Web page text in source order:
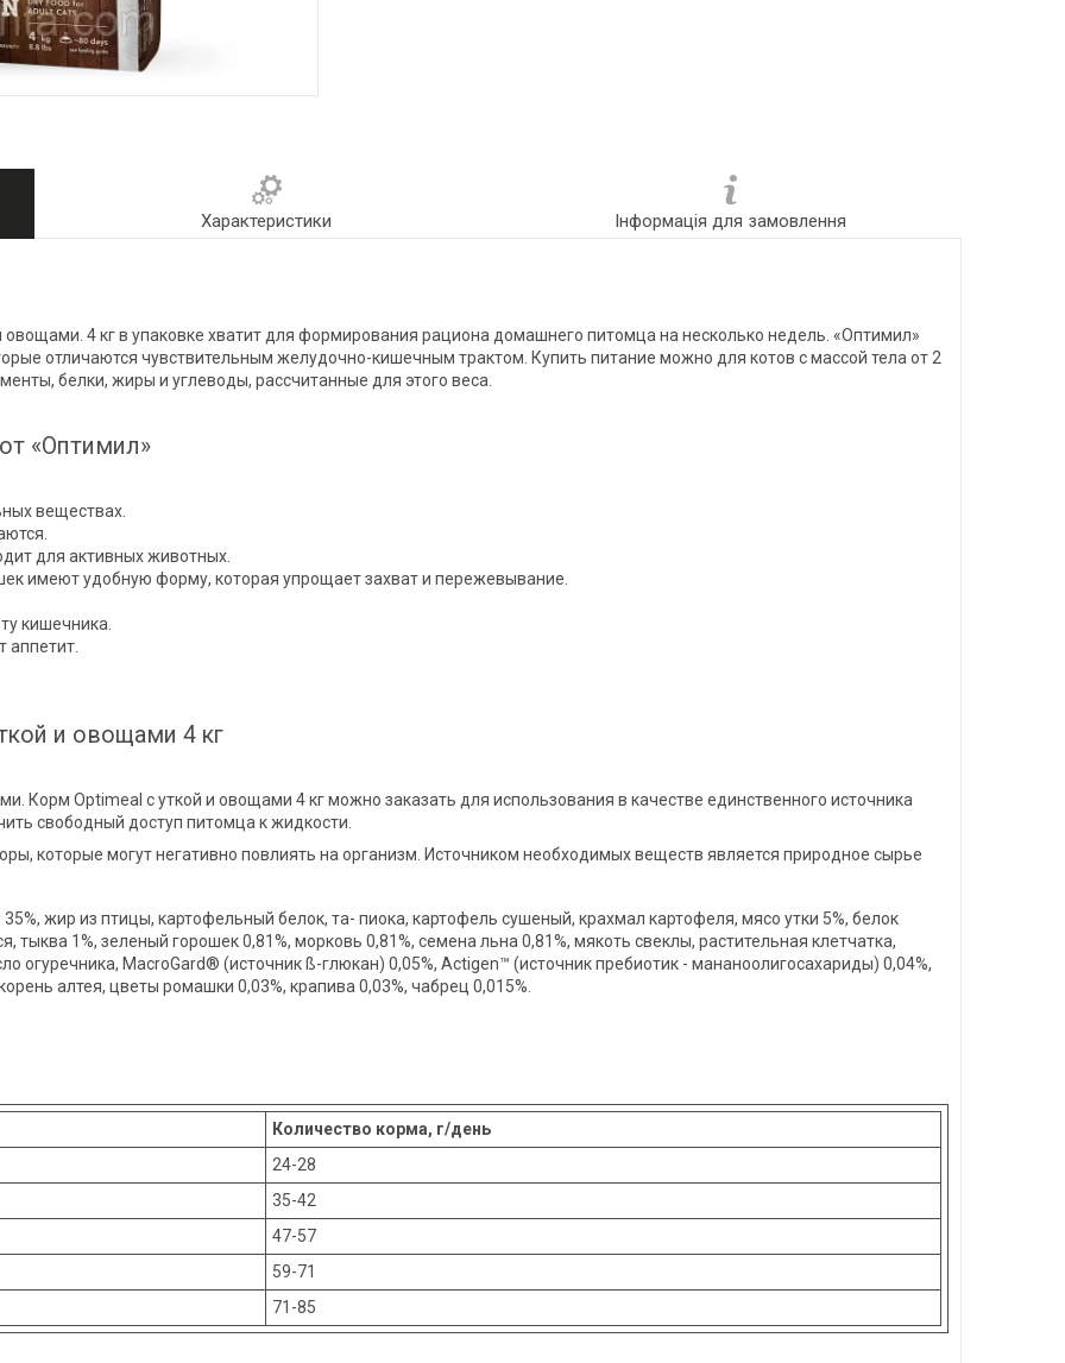
Характеристики Інформація для замовлення
4 кг в упаковке хватит для формирования рациона домашнего питомца на несколько недель. «Оптимил»
отличаются чувствительным желудочно-кишечным трактом. Купить питание можно для котов с массой тела от 2
белки, жиры и углеводы, рассчитанные для этого веса.
«Оптимил»
веществах.
для активных животных.
имеют удобную форму, которая упрощает захват и пережевывание.
кишечника.
аппетит.
и овощами 4 кг
Корм Optimeal с уткой и овощами 4 кг можно заказать для использования в качестве единственного источника
свободный доступ питомца к жидкости.
которые могут негативно повлиять на организм. Источником необходимых веществ является природное сырье
жир из птицы, картофельный белок, та- пиока, картофель сушеный, крахмал картофеля, мясо утки 5%, белок
1%, зеленый горошек 0,81%, морковь 0,81%, cемена льна 0,81%, мякоть свеклы, растительная клетчатка,
огуречника, MacroGard® (источник ß-глюкан) 0,05%, Actigen™ (источник пребиотик - мананоолигосахариды) 0,04%,
алтея, цветы ромашки 0,03%, крапива 0,03%, чабрец 0,015%.
Количество корма, г/день
24-28
35-42
47-57
59-71
71-85